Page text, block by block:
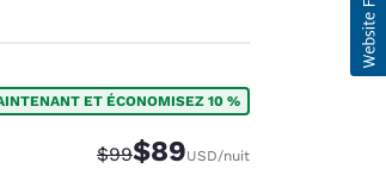
ET ÉCONOMISEZ 10 %
Tarif barré :
$99Tarif réduit :
$89USD/nuit